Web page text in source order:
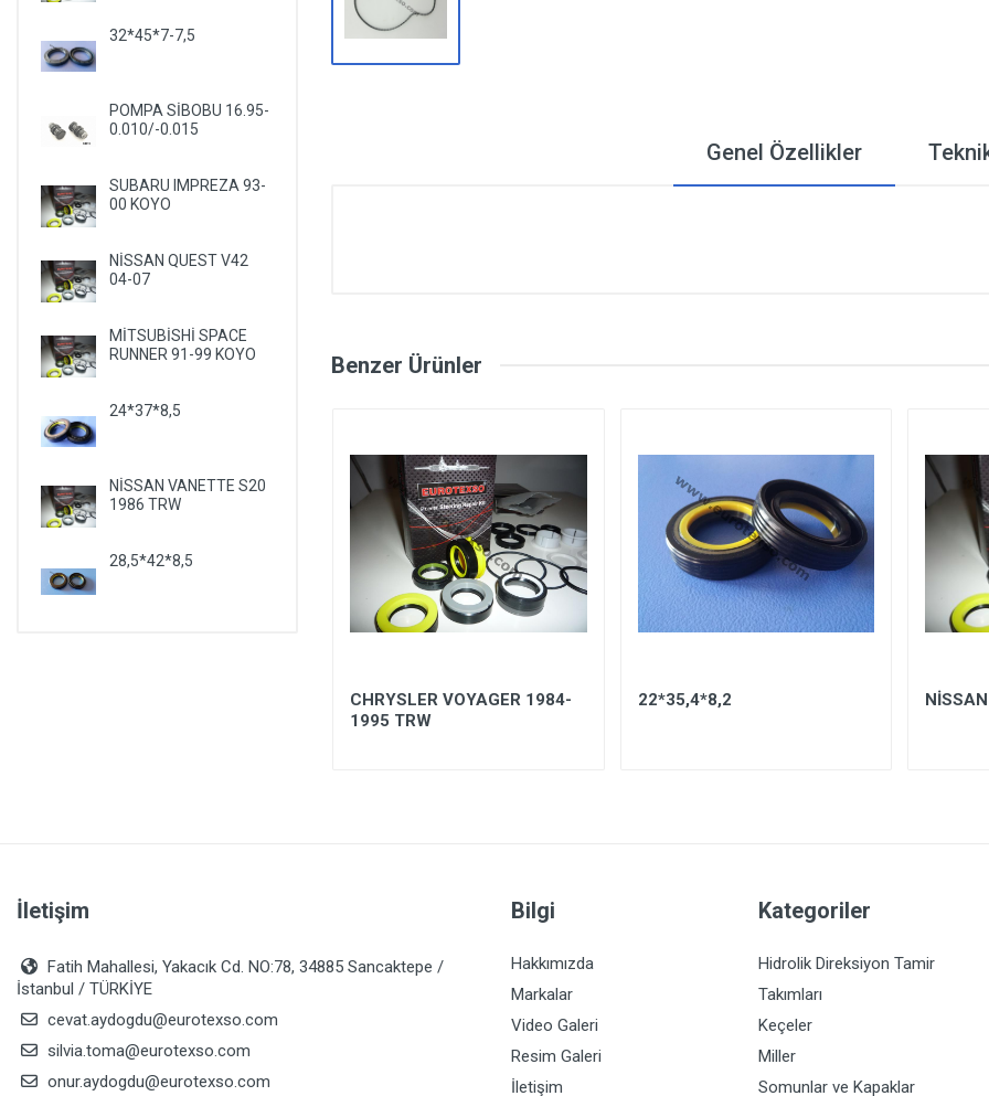
32*45*7-7,5
POMPA SİBOBU 16.95-
0.010/-0.015
SUBARU IMPREZA 93-
00 KOYO
NİSSAN QUEST V42
04-07
MİTSUBİSHİ SPACE
RUNNER 91-99 KOYO
24*37*8,5
NİSSAN VANETTE S20
1986 TRW
28,5*42*8,5
Genel Özellikler
Benzer Ürünler
CHRYSLER VOYAGER 1984-
1995 TRW
22*35,4*8,2
İletişim
Fatih Mahallesi, Yakacık Cd. NO:78, 34885 Sancaktepe /
İstanbul / TÜRKİYE
cevat.aydogdu@eurotexso.com
silvia.toma@eurotexso.com
onur.aydogdu@eurotexso.com
Bilgi
Hakkımızda
Markalar
Video Galeri
Resim Galeri
İletişim
Kategoriler
Hidrolik Direksiyon Tamir
Takımları
Keçeler
Miller
Somunlar ve Kapaklar